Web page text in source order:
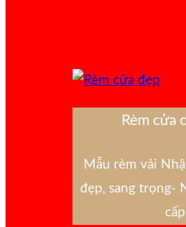
Rèm cửa
Mẫu rèm vải
đẹp, sang trọng-
cấp